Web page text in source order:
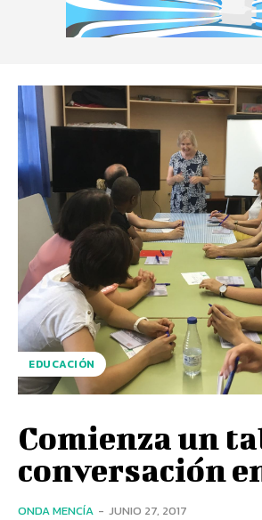
EDUCACIÓN
Comienza un
conversación
ONDA MENCÍA - JUNIO 27, 2017